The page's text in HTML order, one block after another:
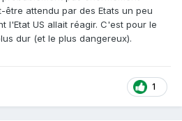
attendu par des Etats un peu
l'Etat US allait réagir. C'est pour le
dur (et le plus dangereux).
1